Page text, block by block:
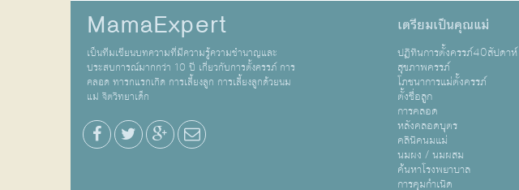
MamaExpert
เป็นทีมเขียนบทความที่มีความรู้ความชำนาญและ
ประสบการณ์มากกว่า 10 ปี เกี่ยวกับการตั้งครรภ์ การ
คลอด ทารกแรกเกิด การเลี้ยงลูก การเลี้ยงลูกด้วยนม
แม่ จิตวิทยาเด็ก
เตรียมเป็นคุณแม่
ปฏิทินการตั้งครรภ์40สัปดาห์
สุขภาพครรภ์
โภชนาการแม่ตั้งครรภ์
ตั้งชื่อลูก
การคลอด
หลังคลอดบุตร
คลินิคนมแม่
นมผง / นมผสม
ค้นหาโรงพยาบาล
การคุมกำเนิด